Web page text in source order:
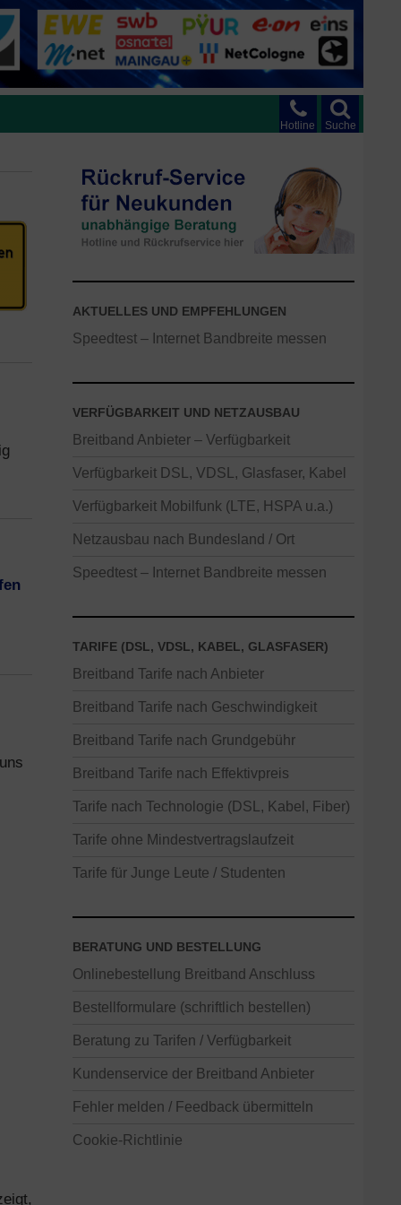
Suche
Hotline
AKTUELLES UND EMPFEHLUNGEN
Speedtest – Internet Bandbreite messen
VERFÜGBARKEIT UND NETZAUSBAU
Breitband Anbieter – Verfügbarkeit
Verfügbarkeit DSL, VDSL, Glasfaser, Kabel
Verfügbarkeit Mobilfunk (LTE, HSPA u.a.)
Netzausbau nach Bundesland / Ort
Speedtest – Internet Bandbreite messen
TARIFE (DSL, VDSL, KABEL, GLASFASER)
Breitband Tarife nach Anbieter
Breitband Tarife nach Geschwindigkeit
Breitband Tarife nach Grundgebühr
Breitband Tarife nach Effektivpreis
Tarife nach Technologie (DSL, Kabel, Fiber)
Tarife ohne Mindestvertragslaufzeit
Tarife für Junge Leute / Studenten
BERATUNG UND BESTELLUNG
Onlinebestellung Breitband Anschluss
Bestellformulare (schriftlich bestellen)
Beratung zu Tarifen / Verfügbarkeit
Kundenservice der Breitband Anbieter
Fehler melden / Feedback übermitteln
Cookie-Richtlinie